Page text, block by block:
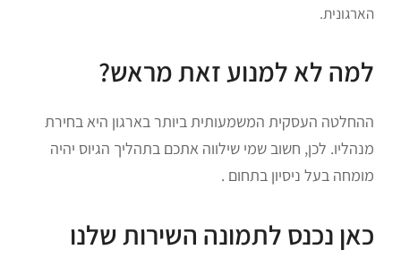
הארגונית.
למה לא למנוע זאת מראש?
ההחלטה העסקית המשמעותית ביותר בארגון היא בחירת
מנהליו. לכן, חשוב שמי שילווה אתכם בתהליך הגיוס יהיה
מומחה בעל ניסיון בתחום .
כאן נכנס לתמונה השירות שלנו